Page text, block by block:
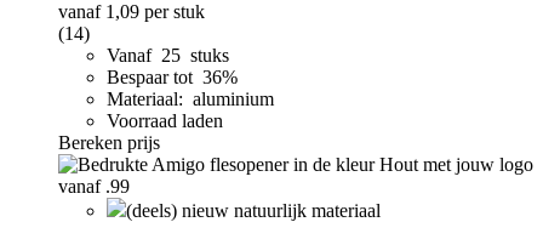
vanaf 1,09 per stuk
(14)
Vanaf 25 stuks
Bespaar tot 36%
Materiaal: aluminium
Voorraad laden
Bereken prijs
(deels) nieuw natuurlijk materiaal